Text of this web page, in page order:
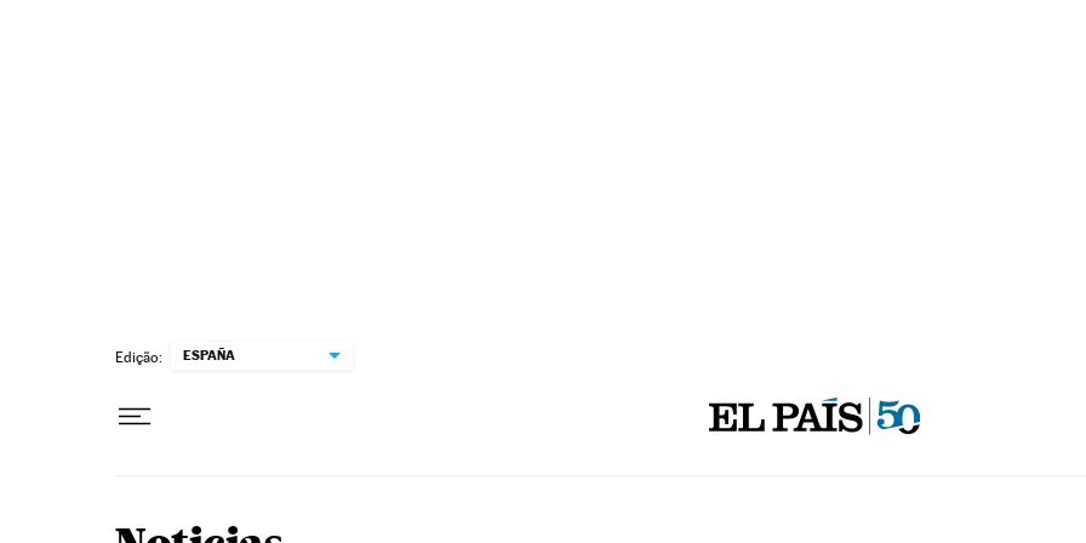
Edição: ESPAÑA